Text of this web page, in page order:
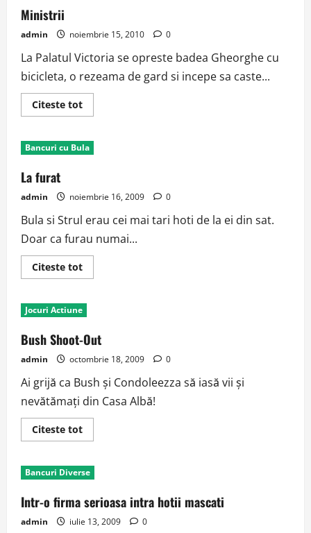
Ministrii
admin noiembrie 15, 2010 0
La Palatul Victoria se opreste badea Gheorghe cu
bicicleta, o rezeama de gard si incepe sa caste...
Citeste totRead
more
Bancuri cu Bula
La furat
admin noiembrie 16, 2009 0
Bula si Strul erau cei mai tari hoti de la ei din sat.
Doar ca furau numai...
Citeste totRead
more
furat
Jocuri Actiune
Bush Shoot-Out
admin octombrie 18, 2009 0
Ai grijă ca Bush şi Condoleezza să iasă vii şi
nevătămaţi din Casa Albă!
Citeste totRead
more
Shoot-
Out
Bancuri Diverse
Intr-o firma serioasa intra hotii mascati
admin iulie 13, 2009 0